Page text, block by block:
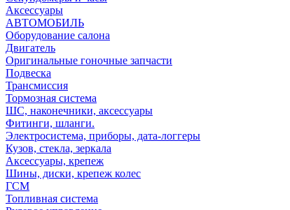
Аксессуары
АВТОМОБИЛЬ
Оборудование салона
Двигатель
Оригинальные гоночные запчасти
Подвеска
Трансмиссия
Тормозная система
ШС, наконечники, аксессуары
Фитинги, шланги.
Электросистема, приборы, дата-логгеры
Кузов, стекла, зеркала
Аксессуары, крепеж
Шины, диски, крепеж колес
ГСМ
Топливная система